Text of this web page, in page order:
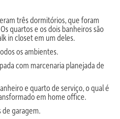
três dormitórios, que foram
quartos e os dois banheiros são
in closet em um deles.
os ambientes.
com marcenaria planejada de
e quarto de serviço, o qual é
em home office.
de garagem.